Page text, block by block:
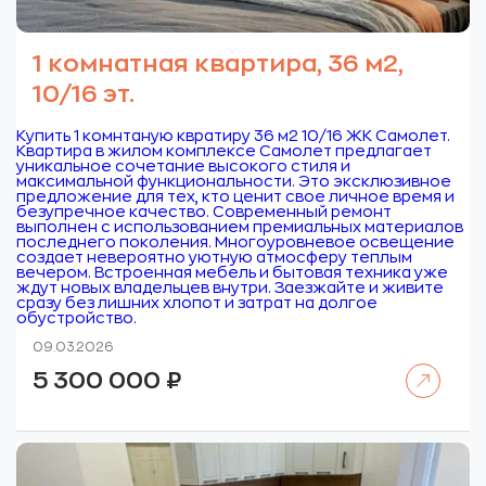
1 комнатная квартира, 36 м2,
10/16 эт.
Купить 1 комнтаную квратиру 36 м2 10/16 ЖК Самолет.
Квартира в жилом комплексе Самолет предлагает
уникальное сочетание высокого стиля и
максимальной функциональности. Это эксклюзивное
предложение для тех, кто ценит свое личное время и
безупречное качество. Современный ремонт
выполнен с использованием премиальных материалов
последнего поколения. Многоуровневое освещение
создает невероятно уютную атмосферу теплым
вечером. Встроенная мебель и бытовая техника уже
ждут новых владельцев внутри. Заезжайте и живите
сразу без лишних хлопот и затрат на долгое
обустройство.
09.03.2026
5 300 000 ₽